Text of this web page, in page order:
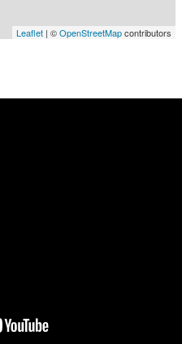
Leaflet | ©OpenStreetMapcontributors